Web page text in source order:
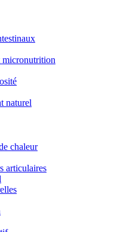
micronutrition
naturel
chaleur
articulaires